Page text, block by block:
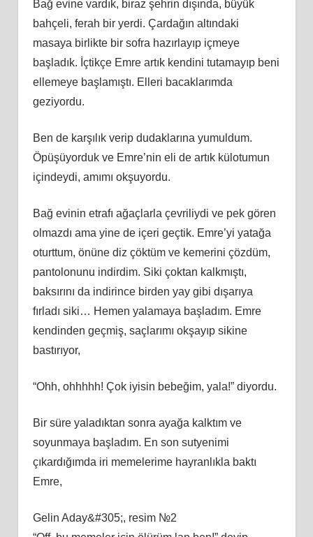
Bağ evine vardık, biraz şehrin dışında, büyük
bahçeli, ferah bir yerdi. Çardağın altındaki
masaya birlikte bir sofra hazırlayıp içmeye
başladık. İçtikçe Emre artık kendini tutamayıp beni
ellemeye başlamıştı. Elleri bacaklarımda
geziyordu.
Ben de karşılık verip dudaklarına yumuldum.
Öpüşüyorduk ve Emre’nin eli de artık külotumun
içindeydi, amımı okşuyordu.
Bağ evinin etrafı ağaçlarla çevriliydi ve pek gören
olmazdı ama yine de içeri geçtik. Emre’yi yatağa
oturttum, önüne diz çöktüm ve kemerini çözdüm,
pantolonunu indirdim. Siki çoktan kalkmıştı,
baksırını da indirince birden yay gibi dışarıya
fırladı siki… Hemen yalamaya başladım. Emre
kendinden geçmiş, saçlarımı okşayıp sikine
bastırıyor,
“Ohh, ohhhhh! Çok iyisin bebeğim, yala!” diyordu.
Bir süre yaladıktan sonra ayağa kalktım ve
soyunmaya başladım. En son sutyenimi
çıkardığımda iri memelerime hayranlıkla baktı
Emre,
Gelin Aday&#305;, resim №2